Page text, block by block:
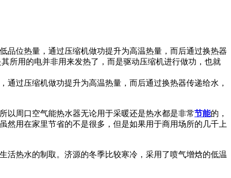
品位热量，通过压缩机做功提升为高温热量，而后通过换热器
用的电并非用来发热了，而是驱动压缩机进行做功，也就
过压缩机做功提升为高温热量，而后通过换热器传递给水，
以周口空气能热水器无论用于采暖还是热水都是非常节能的，
然用在家里节省的不是很多，但是如果用于商用场所的几千上
活热水的制取。济源的冬季比较寒冷，采用了喷气增焓的低温